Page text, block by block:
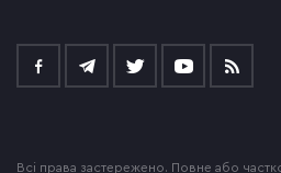
Всі права застережено. Повне або